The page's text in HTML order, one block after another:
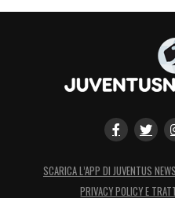
vogliono nemmeno
LA PLAYLIST DELLE
SCARICA L’APP DI JUVENTUS
PRIVACY POLICY E